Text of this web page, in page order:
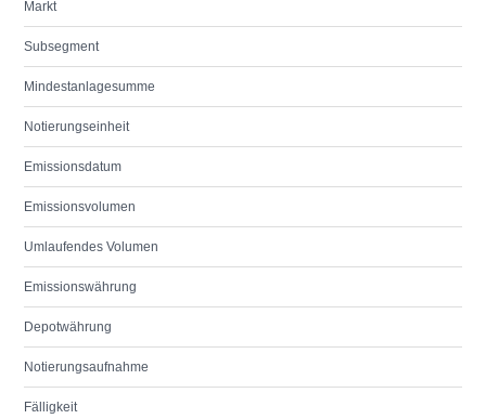
Markt
Subsegment
Mindestanlagesumme
Notierungseinheit
Emissionsdatum
Emissionsvolumen
Umlaufendes Volumen
Emissionswährung
Depotwährung
Notierungsaufnahme
Fälligkeit